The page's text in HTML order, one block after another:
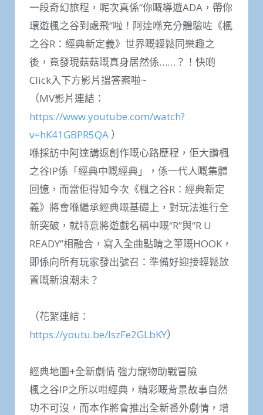
一段奇幻旅程，呢次真係“你嘅導遊ADA，帶你
環遊楓之谷到處飛”啦！阿達喺充分體驗咗《楓
之谷R：經典新定義》世界嘅輕鬆同樂趣之
後，竟發現菇菇嘅真身居然係……？！快啲
Click入下方影片搵答案啦~
（MV影片連結：
https://www.youtube.com/watch?
v=hK41GBPR5QA ）
喺採訪中阿達講返創作嘅心路歷程，佢大讚楓
之谷IP係「經典中嘅經典」，係一代人嘅集體
回憶，而當佢得知今次《楓之谷R：經典新定
義》將會喺繼承經典嘅基礎上，對玩法進行全
新突破，就特意將遊戲名稱中嘅“R”與“R U
READY”相融合，寫入全曲點睛之筆嘅HOOK，
即係向所有玩家發出號召：準備好迎接輕鬆放
置嘅新浪潮未？
（花絮連結：
https://youtu.be/lszFe2GLbKY）
經典地圖+全新劇情 強力寵物助戰冒險
楓之谷IP之所以咁經典，精彩嘅背景故事自然
功不可沒，而本作將會推出全新番外劇情，增